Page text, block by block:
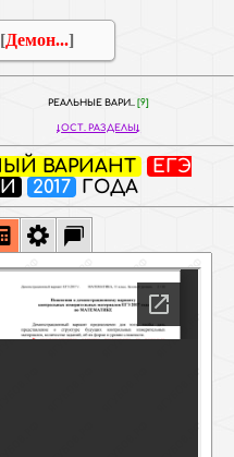
Демон...]
РЕАЛЬНЫЕ ВАРИ.. [9]
ОСТ. РАЗДЕЛЫ
ВАРИАНТ
ЕГЭ
2017 ГОДА